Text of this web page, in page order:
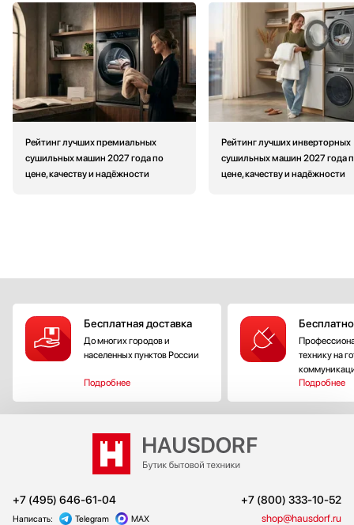
Рейтинг лучших премиальных
сушильных машин 2027 года по
цене, качеству и надёжности
Рейтинг лучших инверторных
сушильных машин 2027 года
цене, качеству и надёжности
Бесплатная доставка
До многих городов и
населенных пунктов России
Подробнее
технику на
Подробнее
+7 (495) 646-61-04 +7 (800) 333-10-52
Написать: Telegram MAX shop@hausdorf.ru